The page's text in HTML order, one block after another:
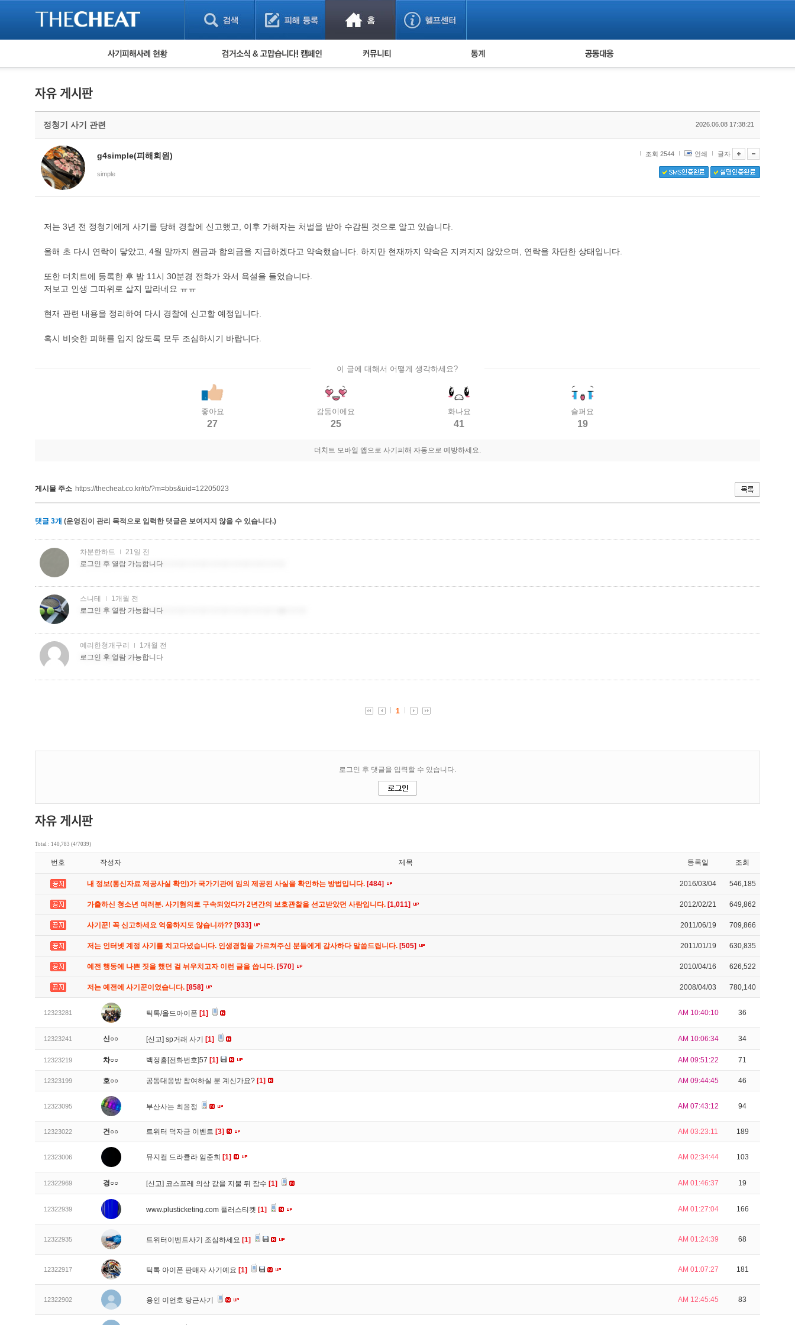
피해사례 현황
유해사이트 목록
비공개 피해사례
워킹홀리데이 피해사례
검거 소식 사기 예방했어요! 누적 피해사례 통계 피해자 공동대응
정청기 사기 관련 2026.06.08 17:38:21
g4simple(피해회원)
simple
조회 2544 인쇄 글자
저는 3년 전 정청기에게 사기를 당해 경찰에 신고했고, 이후 가해자는 처벌을 받아 수감된 것으로 알고 있습니다.
올해 초 다시 연락이 닿았고, 4월 말까지 원금과 합의금을 지급하겠다고 약속했습니다. 하지만 현재까지 약속은 지켜지지 않았으며, 연락을 차단한 상태입니다.
또한 더치트에 등록한 후 밤 11시 30분경 전화가 와서 욕설을 들었습니다.
저보고 인생 그따위로 살지 말라네요 ㅠㅠ
현재 관련 내용을 정리하여 다시 경찰에 신고할 예정입니다.
혹시 비슷한 피해를 입지 않도록 모두 조심하시기 바랍니다.
이 글에 대해서 어떻게 생각하세요?
좋아요
27
감동이에요
25
화나요
41
슬퍼요
19
더치트 모바일 앱으로 사기피해 자동으로 예방하세요.
게시물 주소 https://thecheat.co.kr/rb/?m=bbs&uid=12205023
댓글 3개 (운영진이 관리 목적으로 입력한 댓글은 보여지지 않을 수 있습니다.)
Total : 140,783 (4/7039)
번호 작성자 제목 등록일 조회
내 정보(통신자료 제공사실 확인)가 국가기관에 임의 제공된 사실을 확인하는 방법입니다. [484] 2016/03/04 546,185
가출하신 청소년 여러분. 사기혐의로 구속되었다가 2년간의 보호관찰을 선고받았던 사람입니다. [1,011] 2012/02/21 649,862
사기꾼! 꼭 신고하세요 억울하지도 않습니까?? [933] 2011/06/19 709,866
저는 인터넷 계정 사기를 치고다녔습니다. 인생경험을 가르쳐주신 분들에게 감사하다 말씀드립니다. [505] 2011/01/19 630,835
예전 행동에 나쁜 짓을 했던 걸 뉘우치고자 이런 글을 씁니다. [570] 2010/04/16 626,522
저는 예전에 사기꾼이였습니다. [858] 2008/04/03 780,140
12323281 틱톡/올드아이폰 [1] AM 10:40:10 36
12323241 신○○ [신고] sp거래 사기 [1] AM 10:06:34 34
12323219 차○○ 백정흠[전화번호]57 [1] AM 09:51:22 71
12323199 호○○ 공동대응방 참여하실 분 계신가요? [1] AM 09:44:45 46
12323095 부산사는 최윤정 AM 07:43:12 94
12323022 건○○ 트위터 덕자금 이벤트 [3] AM 03:23:11 189
12323006 뮤지컬 드라큘라 임준희 [1] AM 02:34:44 103
12322969 경○○ [신고] 코스프레 의상 값을 지불 뒤 잠수 [1] AM 01:46:37 19
12322939 www.plusticketing.com 플러스티켓 [1] AM 01:27:04 166
12322935 트위터이벤트사기 조심하세요 [1] AM 01:24:39 68
12322917 틱톡 아이폰 판매자 사기예요 [1] AM 01:07:27 181
12322902 용인 이언호 당근사기 AM 12:45:45 83